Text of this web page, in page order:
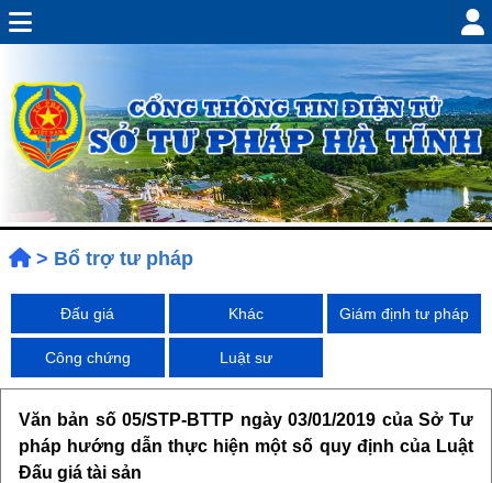
> Bổ trợ tư pháp
Đấu giá Khác Giám định tư pháp
Công chứng Luật sư
Văn bản số 05/STP-BTTP ngày 03/01/2019 của Sở Tư
pháp hướng dẫn thực hiện một số quy định của Luật
Đấu giá tài sản